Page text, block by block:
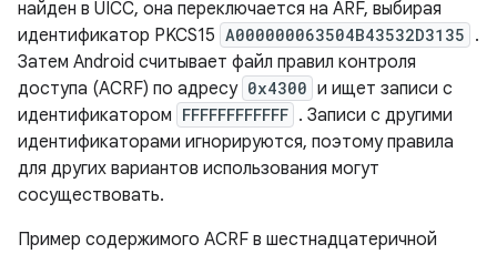
найден в UICC, она переключается на ARF, выбирая
идентификатор PKCS15 A000000063504B43532D3135 .
Затем Android считывает файл правил контроля
доступа (ACRF) по адресу 0x4300 и ищет записи с
идентификатором FFFFFFFFFFFF . Записи с другими
идентификаторами игнорируются, поэтому правила
для других вариантов использования могут
сосуществовать.
Пример содержимого ACRF в шестнадцатеричной